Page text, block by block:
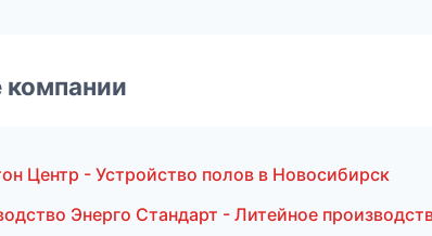
компании
Центр - Устройство полов в Новосибирск
Энерго Стандарт - Литейное